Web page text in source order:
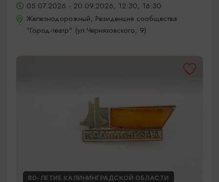
05.07.2026 - 20.09.2026, 12:30, 16:30
Железнодорожный, Резиденция сообщества
"Город-театр" (ул.Черняховского, 9)
80-ЛЕТИЕ КАЛИНИНГРАДСКОЙ ОБЛАСТИ